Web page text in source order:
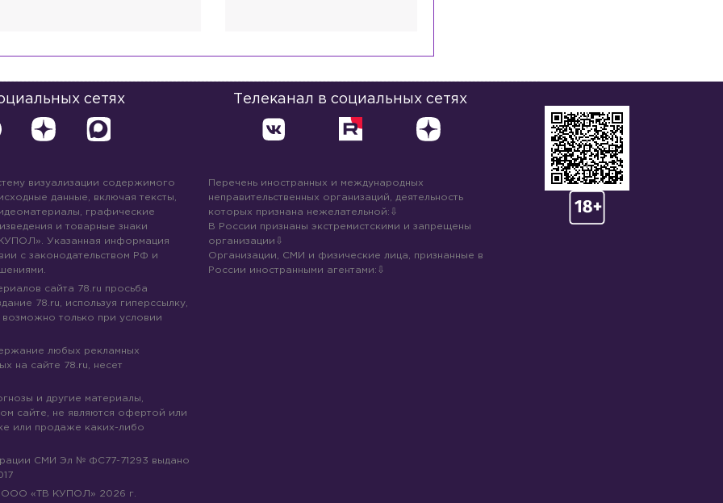
сетях Телеканал в социальных сетях
визуализации содержимого
данные, включая тексты,
графические
и товарные знаки
Указанная информация
с законодательством РФ и
сайта 78.ru просьба
78.ru, используя гиперссылку,
возможно только при условии
любых рекламных
на сайте 78.ru, несет
и другие материалы,
сайте, не являются офертой или
или продаже каких-либо
СМИ Эл № ФС77-71293 выдано
ООО «ТВ КУПОЛ» 2026 г.
Перечень иностранных и международных
неправительственных организаций, деятельность
которых признана нежелательной:
В России признаны экстремистскими и запрещены
организации
Организации, СМИ и физические лица, признанные в
России иностранными агентами: